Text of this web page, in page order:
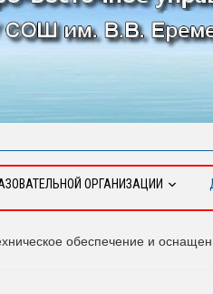
ОРГАНИЗАЦИИ
обеспечение и